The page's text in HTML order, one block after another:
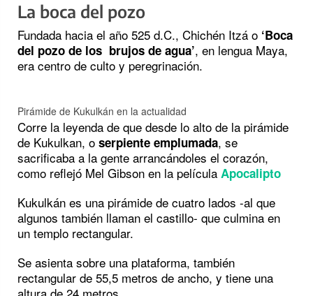
La boca del pozo
Fundada hacia el año 525 d.C., Chichén Itzá o ‘Boca
del pozo de los brujos de agua’, en lengua Maya,
era centro de culto y peregrinación.
Pirámide de Kukulkán en la actualidad
Corre la leyenda de que desde lo alto de la pirámide
de Kukulkan, o serpiente emplumada, se
sacrificaba a la gente arrancándoles el corazón,
como reflejó Mel Gibson en la película Apocalipto
Kukulkán es una pirámide de cuatro lados -al que
algunos también llaman el castillo- que culmina en
un templo rectangular.
Se asienta sobre una plataforma, también
rectangular de 55,5 metros de ancho, y tiene una